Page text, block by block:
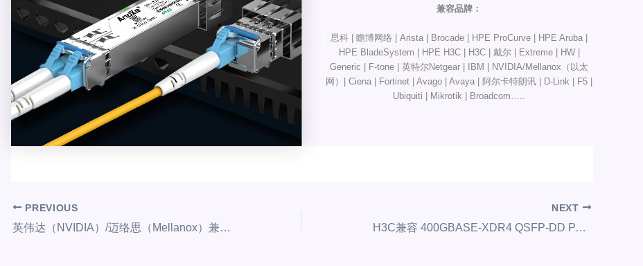
兼容品牌：
思科 | 瞻博网络 | Arista | Brocade | HPE ProCurve | HPE Aruba |
HPE BladeSystem | HPE H3C | H3C | 戴尔 | Extreme | HW |
Generic | F-tone | 英特尔Netgear | IBM | NVIDIA/Mellanox（以太
网）| Ciena | Fortinet | Avago | Avaya | 阿尔卡特朗讯 | D-Link | F5 |
Ubiquiti | Mikrotik | Broadcom…..
PREVIOUS
英伟达（NVIDIA）/迈络思（Mellanox）兼容400G XDR4 QSFP-DD以太网单模光模块 PAM4 1310nm 2km DOM MTP/MPO-12 APC, 支持4x 100G-FR
NEXT
H3C兼容 400GBASE-XDR4 QSFP-DD PAM4 1310nm 2km DOM MPO-12/APC 单模光纤光模块，分支为4 x 100G-FR